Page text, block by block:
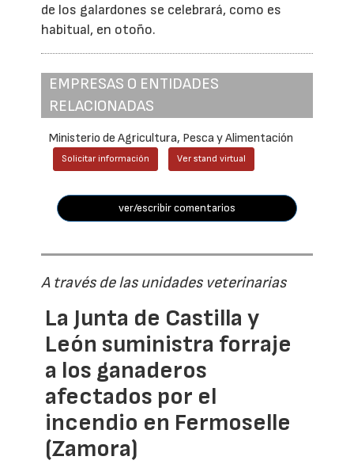
de los galardones se celebrará, como es
habitual, en otoño.
EMPRESAS O ENTIDADES
RELACIONADAS
Ministerio de Agricultura, Pesca y Alimentación
Solicitar información Ver stand virtual
ver/escribir comentarios
A través de las unidades veterinarias
La Junta de Castilla y
León suministra forraje
a los ganaderos
afectados por el
incendio en Fermoselle
(Zamora)